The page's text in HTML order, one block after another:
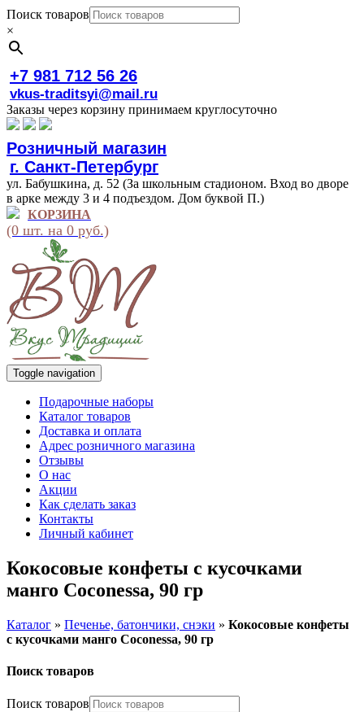
Поиск товаров
×
+7 981 712 56 26
vkus-traditsyi@mail.ru
Заказы через корзину принимаем круглосуточно
Розничный магазин
г. Санкт-Петербург
ул. Бабушкина, д. 52 (За школьным стадионом. Вход во дворе
в арке между 3 и 4 подъездом. Дом буквой П.)
КОРЗИНА
(0 шт. на 0 руб.)
Toggle navigation
Подарочные наборы
Каталог товаров
Доставка и оплата
Адрес розничного магазина
Отзывы
О нас
Акции
Как сделать заказ
Контакты
Личный кабинет
Кокосовые конфеты с кусочками
манго Coconessa, 90 гр
Каталог » Печенье, батончики, снэки » Кокосовые конфеты
с кусочками манго Coconessa, 90 гр
Поиск товаров
Поиск товаров